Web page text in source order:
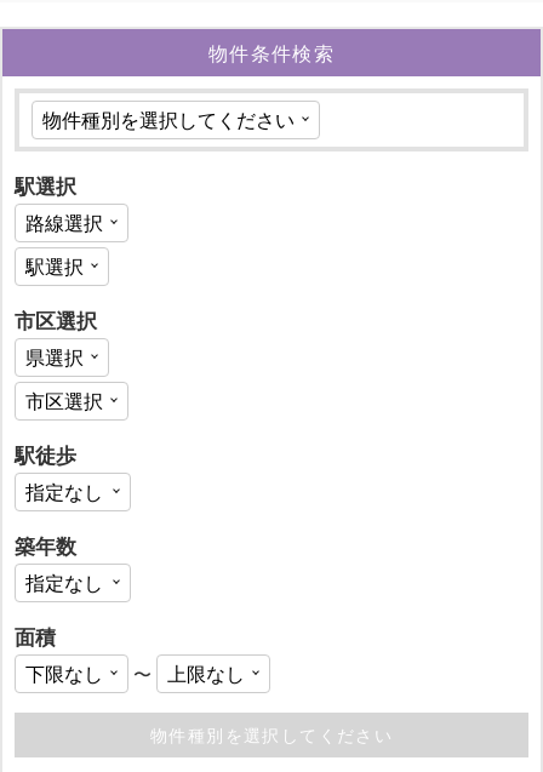
物件条件検索
駅選択
市区選択
駅徒歩
築年数
面積
〜